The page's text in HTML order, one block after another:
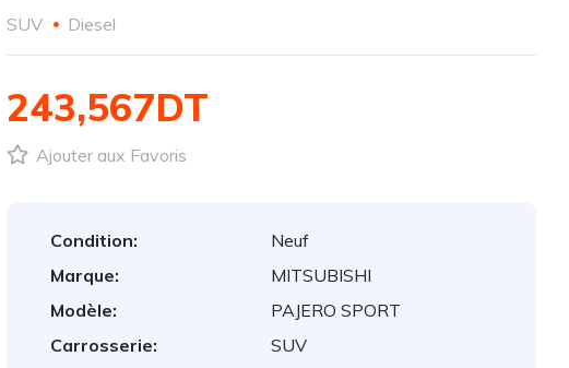
SUV Diesel
243,567DT
Ajouter aux Favoris
Condition:
Neuf
Marque:
MITSUBISHI
Modèle:
PAJERO SPORT
Carrosserie:
SUV